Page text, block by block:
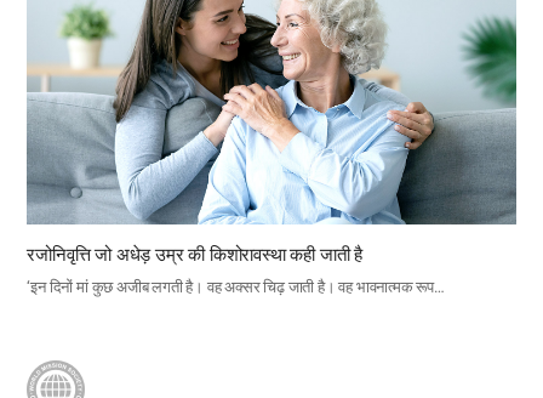
रजोनिवृत्ति जो अधेड़ उम्र की किशोरावस्था कही जाती है
‘इन दिनों मां कुछ अजीब लगती है। वह अक्सर चिढ़ जाती है। वह भावनात्मक रूप…